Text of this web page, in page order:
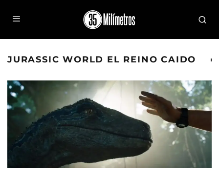
JURASSIC WORLD EL REINO CAIDO